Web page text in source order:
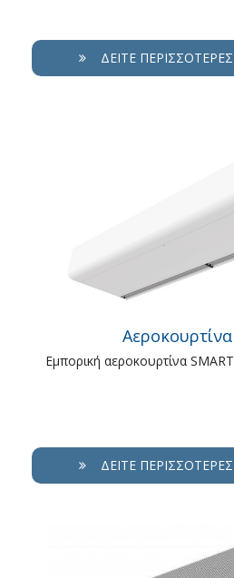
ΔΕΊΤΕ
Εμπορική αεροκουρτίνα SMART
ΔΕΊΤΕ